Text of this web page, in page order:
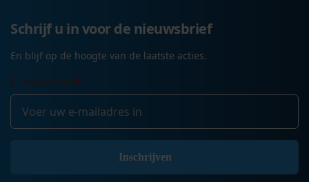
Schrijf u in voor de nieuwsbrief
En blijf op de hoogte van de laatste acties.
*